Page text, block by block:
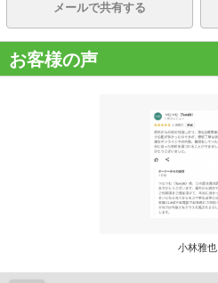
メールで共有する
お客様の声
小林雅也